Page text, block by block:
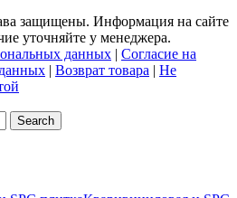
защищены. Информация на сайте
уточняйте у менеджера.
данных | Согласие на
| Возврат товара | Не
Search